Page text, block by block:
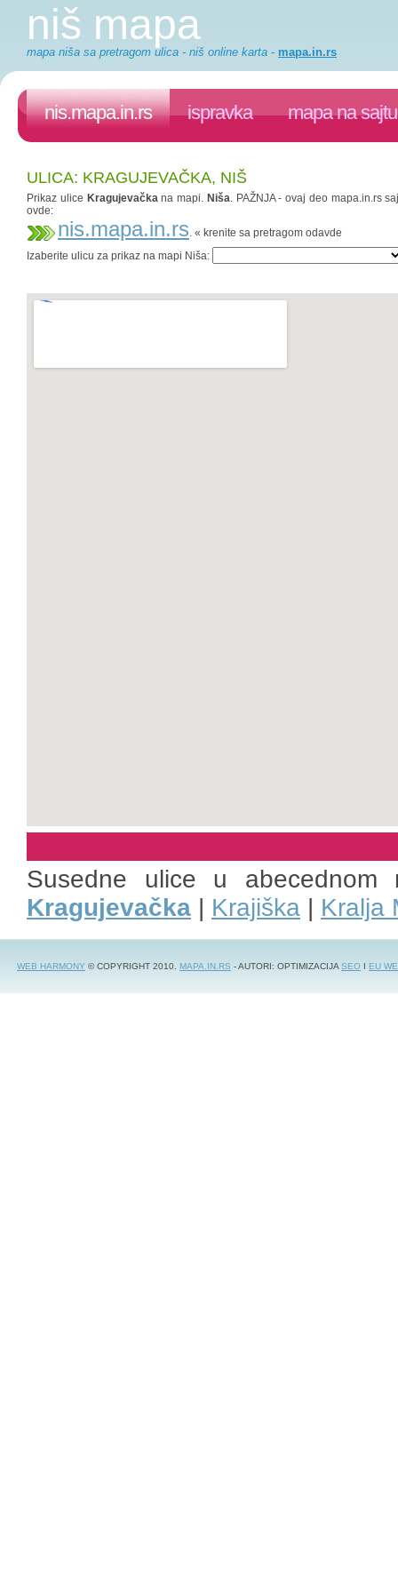
niš mapa
mapa niša sa pretragom ulica - niš online karta - mapa.in.rs
nis.mapa.in.rs ispravka mapa na sajtu
ULICA: KRAGUJEVAČKA, NIŠ
Prikaz ulice Kragujevačkana mapi. Niša. PAŽNJA - ovaj deo mapa.in.rs
ovde:
nis.mapa.in.rs. « krenite sa pretragom odavde
Izaberite ulicu za prikaz na mapi Niša:
Susedne ulice u abecednom
Kragujevačka | Krajiška | Kralja
WEB HARMONY © COPYRIGHT 2010. MAPA.IN.RS - AUTORI: OPTIMIZACIJASEO I EU